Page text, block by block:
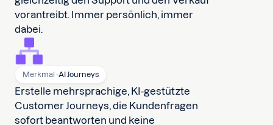
vorantreibt. Immer persönlich, immer
dabei.
Merkmal -AI Journeys
Erstelle mehrsprachige, KI-gestützte
Customer Journeys, die Kundenfragen
sofort beantworten und keine